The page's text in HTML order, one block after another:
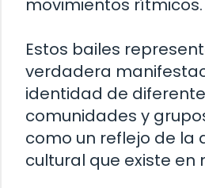
movimientos rítmicos.
Estos bailes
verdadera
identidad de
comunidades y
como un reflejo de la
cultural que existe en